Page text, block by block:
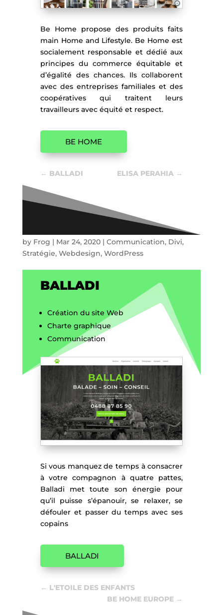
Be Home propose des produits faits
main Home and Lifestyle. Be Home est
socialement responsable et dédié aux
principes du commerce équitable et
d’égalité des chances. Ils collaborent
avec des entreprises familiales et des
coopératives qui traitent leurs
travailleurs avec équité et respect.
BE HOME
← BALLADI ELISA PERAHIA →
by Frog | Mar 24, 2020| Communication, Divi,
Stratégie, Webdesign, WordPress
BALLADI
Création du site Web
Charte graphique
Communication
Si vous manquez de temps à consacrer
à votre compagnon à quatre pattes,
Balladi met toute son énergie pour
qu’il puisse s’épanouir, se relaxer, se
défouler et passer du temps avec ses
copains
BALLADI
← L'ETOILE DES ENFANTS
BE HOME EUROPE →